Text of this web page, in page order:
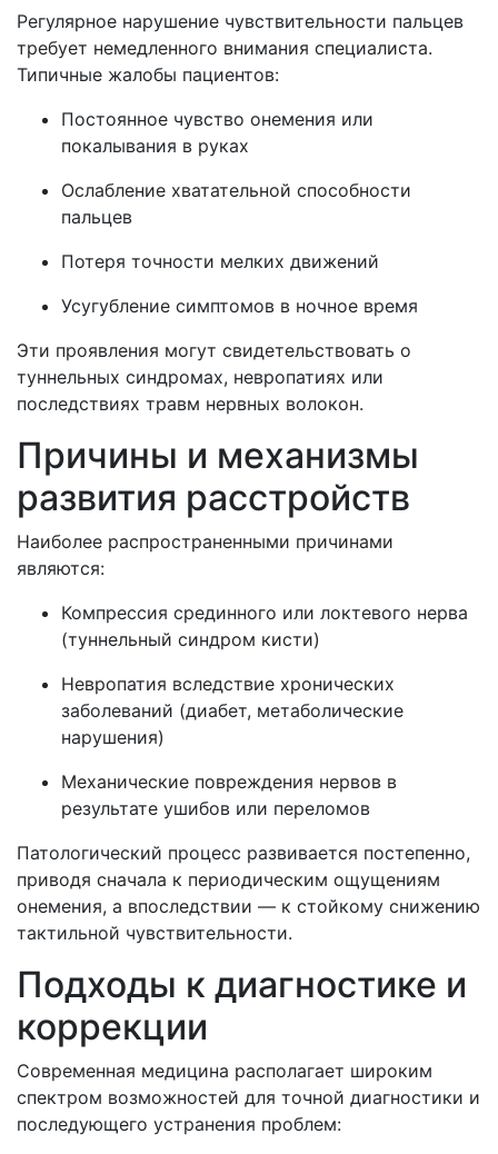
Регулярное нарушение чувствительности пальцев
требует немедленного внимания специалиста.
Типичные жалобы пациентов:
Постоянное чувство онемения или
покалывания в руках
Ослабление хватательной способности
пальцев
Потеря точности мелких движений
Усугубление симптомов в ночное время
Эти проявления могут свидетельствовать о
туннельных синдромах, невропатиях или
последствиях травм нервных волокон.
Причины и механизмы
развития расстройств
Наиболее распространенными причинами
являются:
Компрессия срединного или локтевого нерва
(туннельный синдром кисти)
Невропатия вследствие хронических
заболеваний (диабет, метаболические
нарушения)
Механические повреждения нервов в
результате ушибов или переломов
Патологический процесс развивается постепенно,
приводя сначала к периодическим ощущениям
онемения, а впоследствии — к стойкому снижению
тактильной чувствительности.
Подходы к диагностике и
коррекции
Современная медицина располагает широким
спектром возможностей для точной диагностики и
последующего устранения проблем: